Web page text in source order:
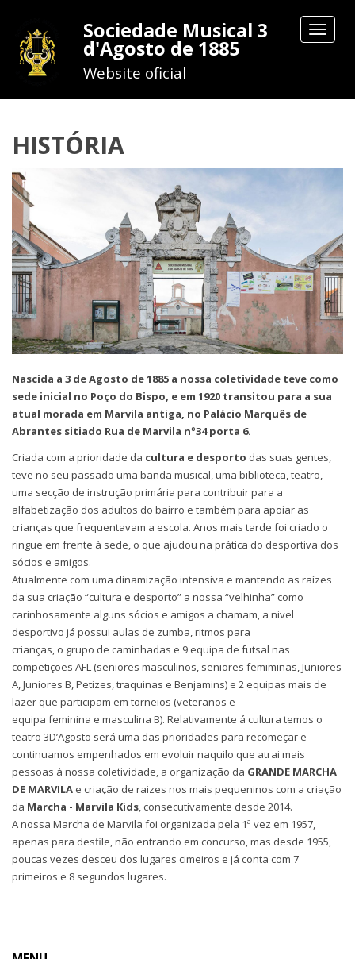
Toggle
Sociedade Musical 3
d'Agosto de 1885
Website oficial
HISTÓRIA
Nascida a 3 de Agosto de 1885 a nossa coletividade teve como
sede inicial no Poço do Bispo, e em 1920 transitou para a sua
atual morada em Marvila antiga, no Palácio Marquês de
Abrantes sitiado Rua de Marvila nº34 porta 6.
Criada com a prioridade da cultura e desporto das suas gentes,
teve no seu passado uma banda musical, uma biblioteca, teatro,
uma secção de instrução primária para contribuir para a
alfabetização dos adultos do bairro e também para apoiar as
crianças que frequentavam a escola. Anos mais tarde foi criado o
ringue em frente à sede, o que ajudou na prática do desportiva dos
sócios e amigos.
Atualmente com uma dinamização intensiva e mantendo as raízes
da sua criação “cultura e desporto” a nossa “velhinha” como
carinhosamente alguns sócios e amigos a chamam, a nivel
desportivo já possui aulas de zumba, ritmos para
crianças, o grupo de caminhadas e 9 equipa de futsal nas
competições AFL (seniores masculinos, seniores femiminas, Juniores
A, Juniores B, Petizes, traquinas e Benjamins) e 2 equipas mais de
lazer que participam em torneios (veteranos e
equipa feminina e masculina B). Relativamente á cultura temos o
teatro 3D’Agosto será uma das prioridades para recomeçar e
continuamos empenhados em evoluir naquilo que atrai mais
pessoas à nossa coletividade, a organização da GRANDE MARCHA
DE MARVILA e criação de raizes nos mais pequeninos com a criação
da Marcha - Marvila Kids, consecutivamente desde 2014.
A nossa Marcha de Marvila foi organizada pela 1ª vez em 1957,
apenas para desfile, não entrando em concurso, mas desde 1955,
poucas vezes desceu dos lugares cimeiros e já conta com 7
primeiros e 8 segundos lugares.